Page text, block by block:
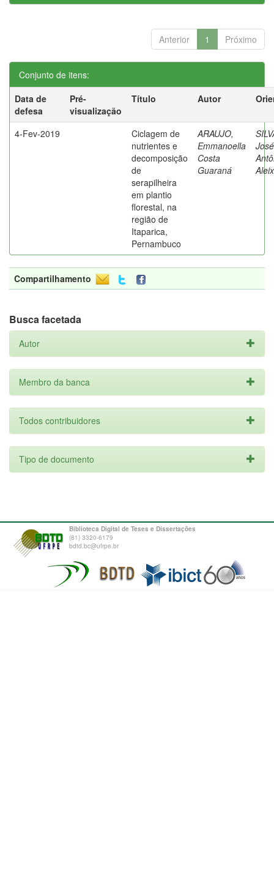
Anterior 1 Próximo
Conjunto de itens:
Data de
defesa
Pré-
visualização
Título Autor
4-Fev-2019
Ciclagem de
nutrientes e
decomposição
de
serapilheira
em plantio
florestal, na
região de
Itaparica,
Pernambuco
ARAUJO,
Emmanoella
Costa
Guaraná
José
Compartilhamento
Busca facetada
Autor
Membro da banca
Todos contribuidores
Tipo de documento
Biblioteca Digital de Teses e Dissertações
(81) 3320-6179
bdtd.bc@ufrpe.br